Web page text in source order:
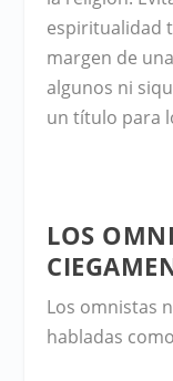
espiritualidad
margen de
algunos ni
un título para
LOS
Los omnistas
habladas